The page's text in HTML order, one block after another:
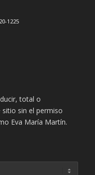
1225
total o
sin el permiso
Eva María Martín.